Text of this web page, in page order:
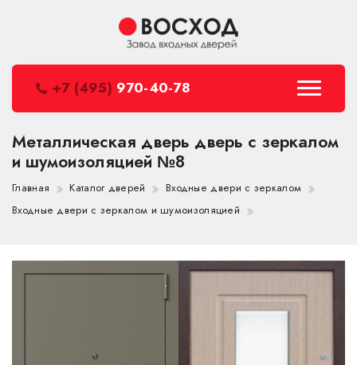
+7 (495) 970-40-78
Металлическая дверь дверь с зеркалом
и шумоизоляцией №8
Главная Каталог дверей
Входные двери с зеркалом
Входные двери с зеркалом и шумоизоляцией